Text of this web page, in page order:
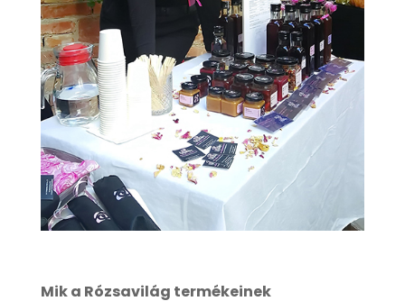
Mik a Rózsavilág termékeinek